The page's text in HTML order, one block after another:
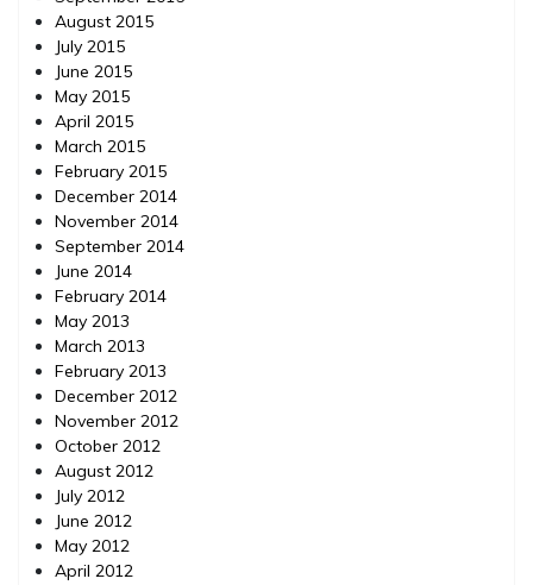
August 2015
July 2015
June 2015
May 2015
April 2015
March 2015
February 2015
December 2014
November 2014
September 2014
June 2014
February 2014
May 2013
March 2013
February 2013
December 2012
November 2012
October 2012
August 2012
July 2012
June 2012
May 2012
April 2012